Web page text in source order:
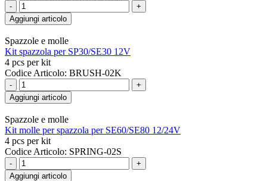
-
+
Aggiungi articolo
Spazzole e molle
Kit spazzola per SP30/SE30 12V
4 pcs per kit
Codice Articolo: BRUSH-02K
-
+
Aggiungi articolo
Spazzole e molle
Kit molle per spazzola per SE60/SE80 12/24V
4 pcs per kit
Codice Articolo: SPRING-02S
-
+
Aggiungi articolo